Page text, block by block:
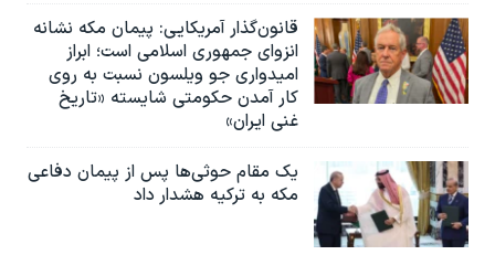
قانون‌گذار آمریکایی: پیمان مکه نشانه
انزوای جمهوری اسلامی است؛ ابراز
امیدواری جو ویلسون نسبت به روی
کار آمدن حکومتی شایسته «تاریخ
غنی ایران»
یک مقام حوثی‌ها پس از پیمان دفاعی
مکه به ترکیه هشدار داد